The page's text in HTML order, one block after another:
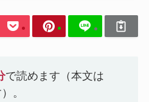
で読めます（本文は
。